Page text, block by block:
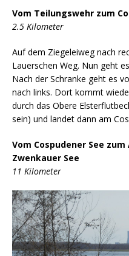
Vom Teilungswehr zum
2.5 Kilometer
Auf dem Ziegeleiweg nach
Lauerschen Weg. Nun geht
Nach der Schranke geht es
nach links. Dort kommt
durch das Obere
sein) und landet dann am
Vom Cospudener See
Zwenkauer See
11 Kilometer